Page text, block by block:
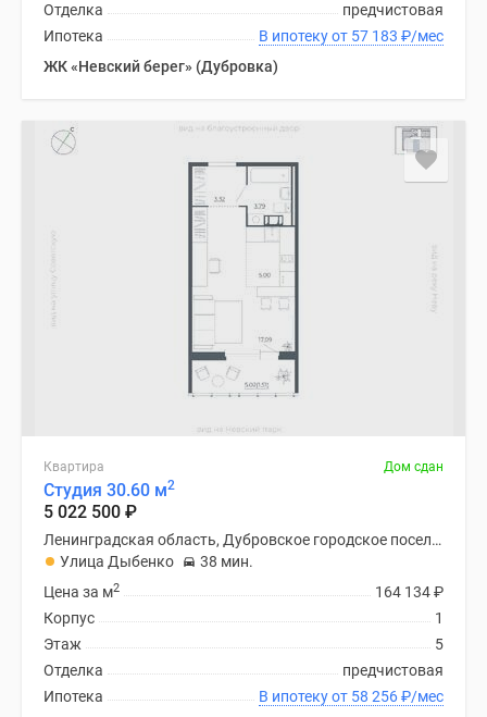
предчистовая
Отделка
В ипотеку от 57 183 ₽/мес
Ипотека
ЖК «Невский берег» (Дубровка)
Квартира Дом сдан
Студия 30.60 м2
5 022 500 ₽
Ленинградская область, Дубровское городское поселение
Улица Дыбенко
38 мин.
164 134₽
Цена за м2
1
Корпус
5
Этаж
предчистовая
Отделка
В ипотеку от 58 256₽/мес
Ипотека